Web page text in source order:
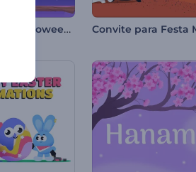
Abertura de Halloween de Bruxa